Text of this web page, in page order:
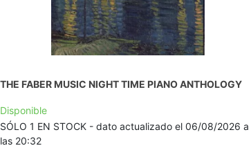
THE FABER MUSIC NIGHT TIME PIANO ANTHOLOGY
Disponible
SÓLO 1 EN STOCK - dato actualizado el 06/08/2026 a
las 20:32